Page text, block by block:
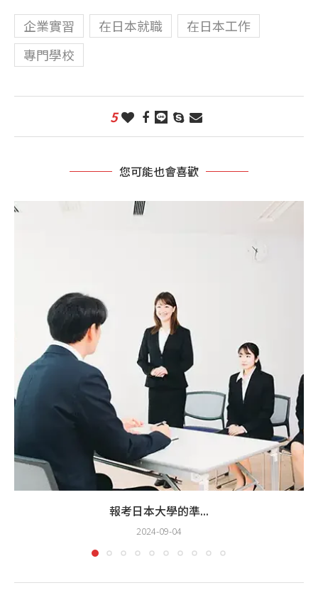
企業實習 在日本就職
在日本工作
專門學校
5
您可能也會喜歡
報考日本大學的準...
2024-09-04